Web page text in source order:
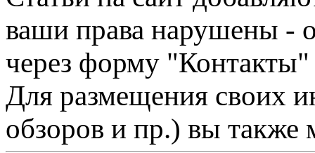
ваши права нарушены -
через форму "Контакты"
Для размещения своих
обзоров и пр.) вы также